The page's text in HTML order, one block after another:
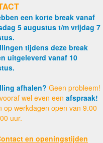
een korte break vanaf
5 augustus t/m vrijdag 7
tijdens deze break
uitgeleverd vanaf 10
afhalen? Geen probleem!
wel even een afspraak!
op werkdagen open van 9.00
uur.
en openingstijden